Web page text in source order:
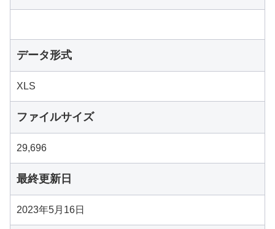
データ形式
XLS
ファイルサイズ
29,696
最終更新日
2023年5月16日